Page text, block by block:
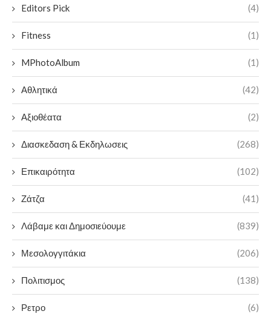
Editors Pick (4)
Fitness (1)
MPhotoAlbum (1)
Αθλητικά (42)
Αξιοθέατα (2)
Διασκεδαση & Εκδηλωσεις (268)
Επικαιρότητα (102)
Ζάτζα (41)
Λάβαμε και Δημοσιεύουμε (839)
Μεσολογγιτάκια (206)
Πολιτισμος (138)
Ρετρο (6)